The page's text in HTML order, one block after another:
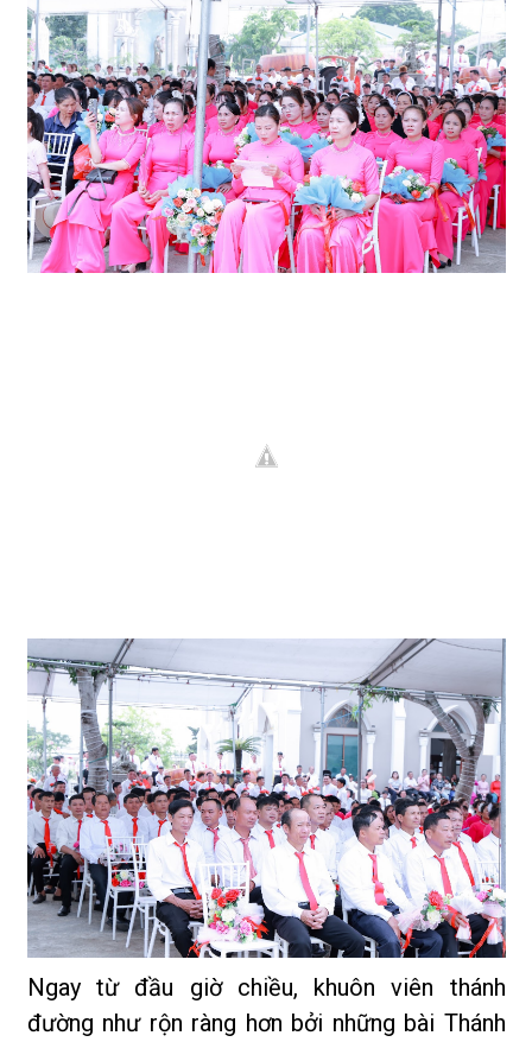
Ngay từ đầu giờ chiều, khuôn viên thánh
đường như rộn ràng hơn bởi những bài Thánh